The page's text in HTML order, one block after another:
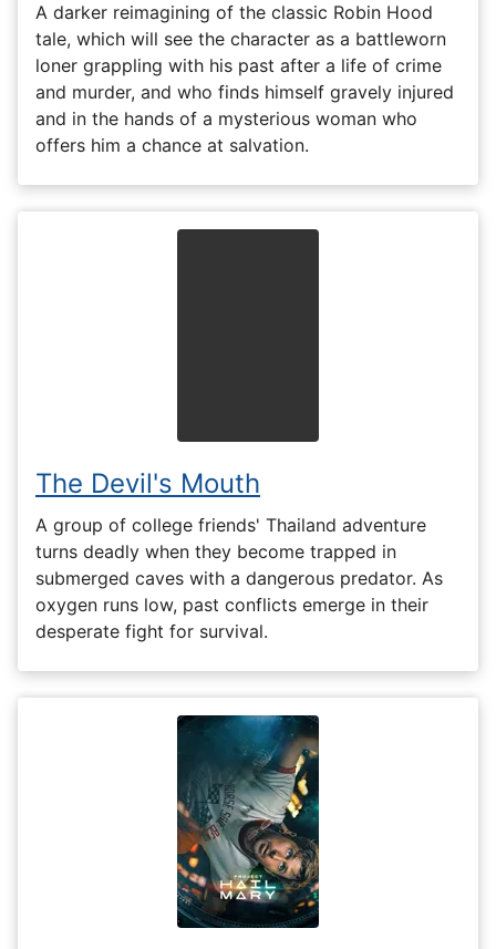
A darker reimagining of the classic Robin Hood
tale, which will see the character as a battleworn
loner grappling with his past after a life of crime
and murder, and who finds himself gravely injured
and in the hands of a mysterious woman who
offers him a chance at salvation.
The Devil's Mouth
A group of college friends' Thailand adventure
turns deadly when they become trapped in
submerged caves with a dangerous predator. As
oxygen runs low, past conflicts emerge in their
desperate fight for survival.